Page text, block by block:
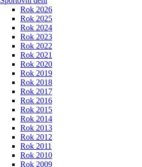
Rok 2026
Rok 2025
Rok 2024
Rok 2023
Rok 2022
Rok 2021
Rok 2020
Rok 2019
Rok 2018
Rok 2017
Rok 2016
Rok 2015
Rok 2014
Rok 2013
Rok 2012
Rok 2011
Rok 2010
Rok 2009